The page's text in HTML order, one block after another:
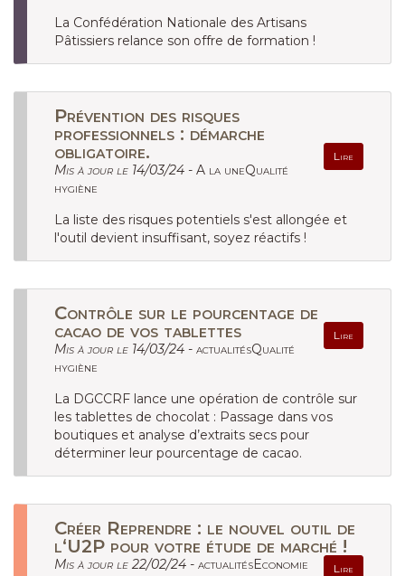
La Confédération Nationale des Artisans
Pâtissiers relance son offre de formation !
Prévention des risques
professionnels : démarche
obligatoire.
Lire
Mis à jour le 14/03/24 - A la uneQualité
hygiène
La liste des risques potentiels s'est allongée et
l'outil devient insuffisant, soyez réactifs !
Contrôle sur le pourcentage de
cacao de vos tablettes
Lire
Mis à jour le 14/03/24 - actualitésQualité
hygiène
La DGCCRF lance une opération de contrôle sur
les tablettes de chocolat : Passage dans vos
boutiques et analyse d’extraits secs pour
déterminer leur pourcentage de cacao.
Créer Reprendre : le nouvel outil de
l‘U2P pour votre étude de marché !
Lire
Mis à jour le 22/02/24 - actualitésEconomie